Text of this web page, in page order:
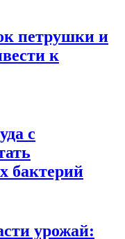
петрушки и
к
с
бактерий
урожай: